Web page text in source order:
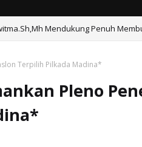
Mendukung Penuh
Terpilih Pilkada Madina*
Pleno